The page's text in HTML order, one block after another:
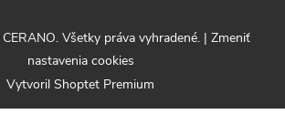
Vytvoril Shoptet Premium
CERANO. Všetky práva vyhradené. | Zmeniť
nastavenia cookies